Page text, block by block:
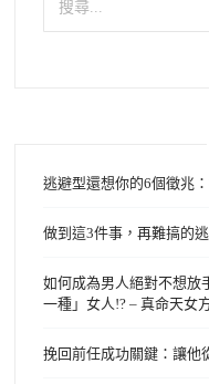
鍵
逃避型還想你的6個徵兆
做到這3件事，再難搞的
如何成為男人絕對不想放
一種」女人!? – 真命天女
挽回前任成功關鍵：讓他